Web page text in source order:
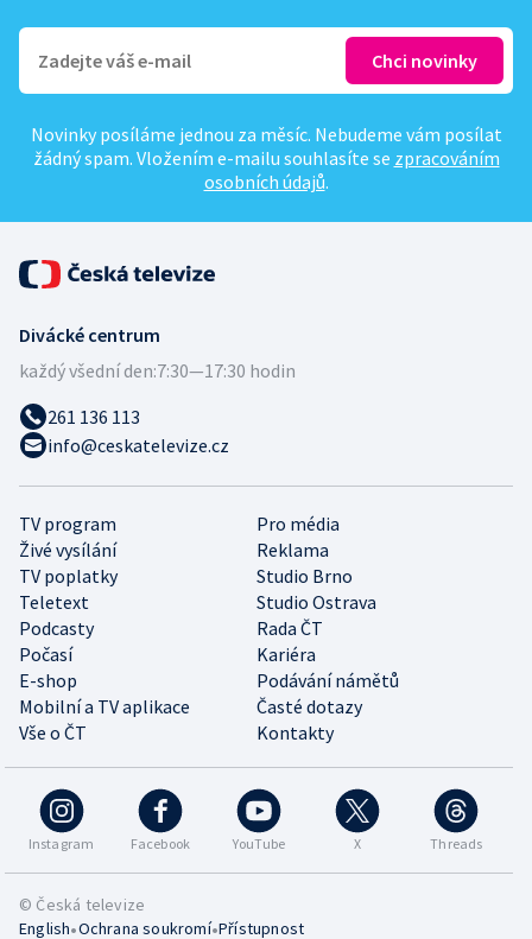
Novinky posíláme jednou za měsíc. Nebudeme vám posílat
žádný spam. Vložením e-mailu souhlasíte se zpracováním
osobních údajů.